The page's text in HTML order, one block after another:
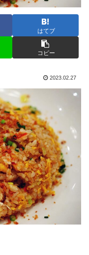
はてブ
コピー
2023.02.27